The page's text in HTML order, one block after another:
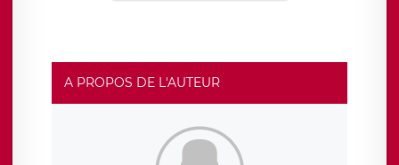
A PROPOS DE L'AUTEUR